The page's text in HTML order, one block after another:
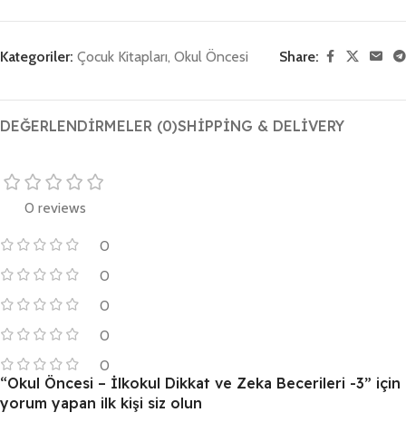
Kategoriler: Çocuk Kitapları, Okul Öncesi Share:
DEĞERLENDIRMELER (0)SHIPPING & DELIVERY
0 reviews
0
0
0
0
0
“Okul Öncesi – İlkokul Dikkat ve Zeka Becerileri -3” için
yorum yapan ilk kişi siz olun